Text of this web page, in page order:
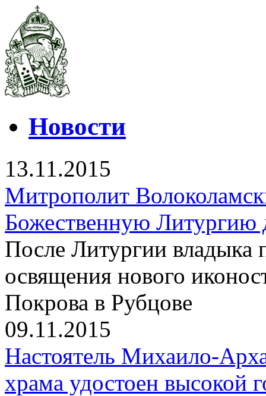
Новости
13.11.2015
Митрополит
Божественную Литургию
После Литургии владыка
освящения нового
Покрова в Рубцове
09.11.2015
Настоятель Михаило-
храма удостоен высокой